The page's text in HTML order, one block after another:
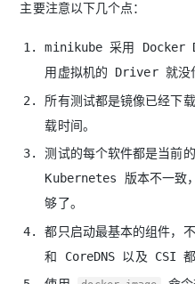
主要注意以下几个点：
minikube 采用 Docker
用虚拟机的 Driver 就没
所有测试都是镜像已经下
载时间。
测试的每个软件都是当前
Kubernetes 版本不一致
够了。
都只启动最基本的组件，
和 CoreDNS 以及 CSI 都